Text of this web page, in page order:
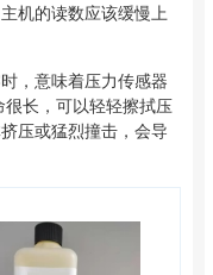
机的读数应该缓慢上
，意味着压力传感器
长，可以轻轻擦拭压
压或猛烈撞击，会导